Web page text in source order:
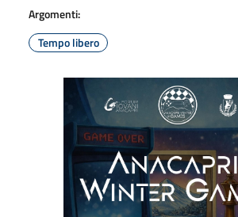
Argomenti:
Tempo libero